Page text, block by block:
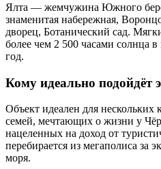
Ялта — жемчужина Южного
знаменитая набережная,
дворец, Ботанический сад.
более чем 2 500 часами солнца
год.
Кому идеально подойдёт
Объект идеален для нескольких
семей, мечтающих о жизни у
нацеленных на доход от
перебирается из мегаполиса за
моря.